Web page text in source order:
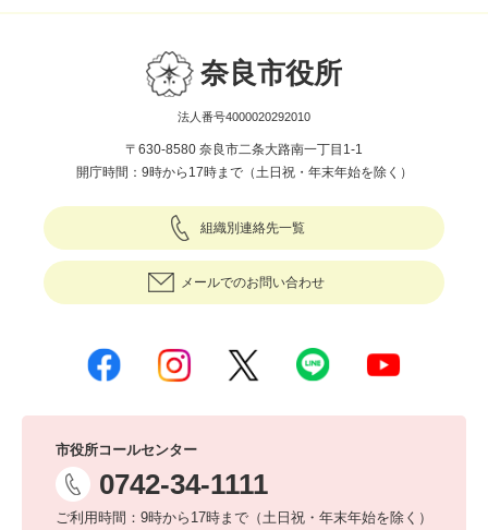
奈良市役所
法人番号4000020292010
〒630-8580 奈良市二条大路南一丁目1-1
開庁時間：9時から17時まで（土日祝・年末年始を除く）
組織別連絡先一覧
メールでのお問い合わせ
市役所コールセンター
0742-34-1111
ご利用時間：9時から17時まで（土日祝・年末年始を除く）